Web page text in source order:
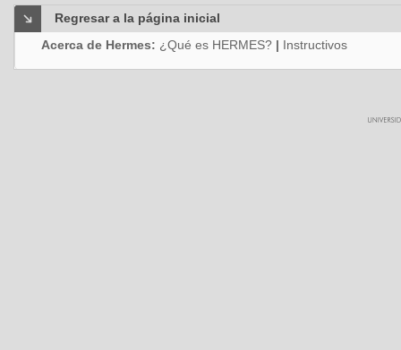
Regresar a la página inicial
Acerca de Hermes: ¿Qué es HERMES? | Instructivos